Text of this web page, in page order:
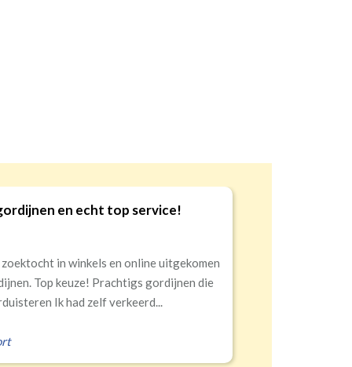
kwaliteit en service!
levering, alles netjes aangekomen
,Zeist